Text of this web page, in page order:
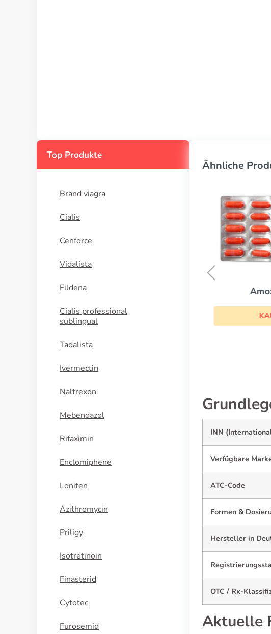
Top Produkte
Brand viagra
Cialis
Cenforce
Vidalista
Fildena
Cialis professional
sublingual
Tadalista
Ivermectin
Naltrexon
Mebendazol
Rifaximin
Enclomiphene
Loniten
Azithromycin
Priligy
Isotretinoin
Finasterid
Cytotec
Furosemid
Ähnliche
INN
Verfügbare
ATC-Code
Formen &
Hersteller in
OTC / Rx-
Aktuelle